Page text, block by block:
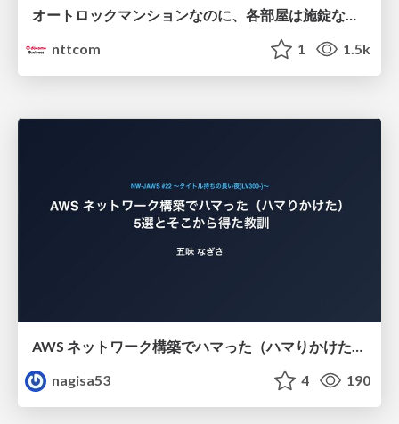
nttcom
1 1.5k
AWS ネットワーク構築でハマった（ハマりかけた） 5選とそこから得た教訓
nagisa53
4 190